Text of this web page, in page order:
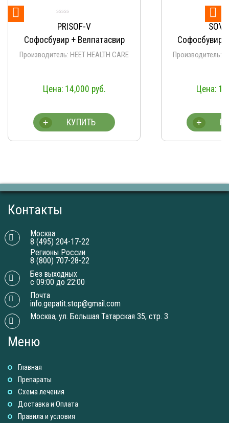
CARE
Софосбувир + Велпатасвир
Производитель: HEET HEALTH CARE
 
Контакты
Москва
8 (495) 204-17-22
Регионы России
8 (800) 707-28-22
Без выходных
с 09:00 до 22:00
Почта
info.gepatit.stop@gmail.com
Москва, ул. Большая Татарская 35, стр. 3
Меню
Главная
Препараты
Схема лечения
Доставка и Оплатa
Правила и условия